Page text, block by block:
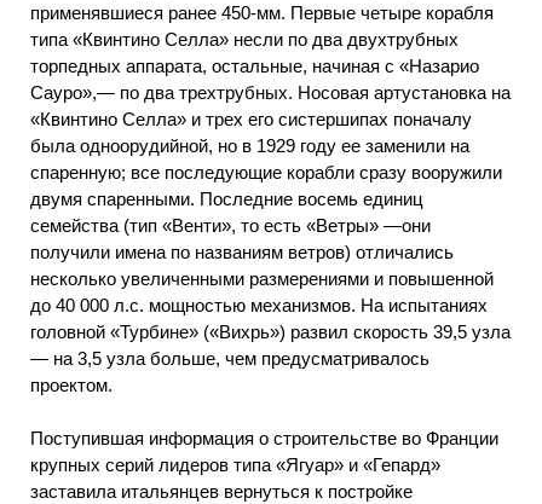
применявшиеся ранее 450-мм. Первые четыре корабля
типа «Квинтино Селла» несли по два двухтрубных
торпедных аппарата, остальные, начиная с «Назарио
Сауро»,— по два трехтрубных. Носовая артустановка на
«Квинтино Селла» и трех его систершипах поначалу
была одноорудийной, но в 1929 году ее заменили на
спаренную; все последующие корабли сразу вооружили
двумя спаренными. Последние восемь единиц
семейства (тип «Венти», то есть «Ветры» —они
получили имена по названиям ветров) отличались
несколько увеличенными размерениями и повышенной
до 40 000 л.с. мощностью механизмов. На испытаниях
головной «Турбине» («Вихрь») развил скорость 39,5 узла
— на 3,5 узла больше, чем предусматривалось
проектом.
Поступившая информация о строительстве во Франции
крупных серий лидеров типа «Ягуар» и «Гепард»
заставила итальянцев вернуться к постройке